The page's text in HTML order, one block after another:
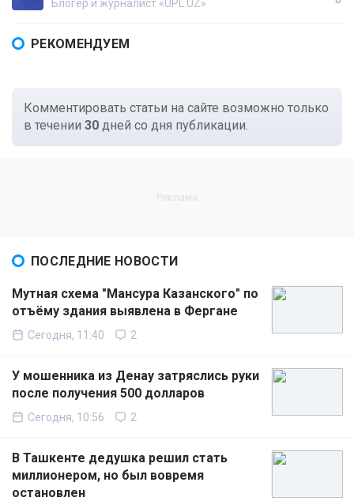
Блогер и журналист «UPL.UZ»
РЕКОМЕНДУЕМ
Комментировать статьи на сайте возможно только
в течении 30 дней со дня публикации.
ПОСЛЕДНИЕ НОВОСТИ
Мутная схема "Мансура Казанского" по
отъёму здания выявлена в Фергане
Сегодня, 11:40 2
У мошенника из Денау затряслись руки
после получения 500 долларов
Сегодня, 10:56 2
В Ташкенте дедушка решил стать
миллионером, но был вовремя
остановлен